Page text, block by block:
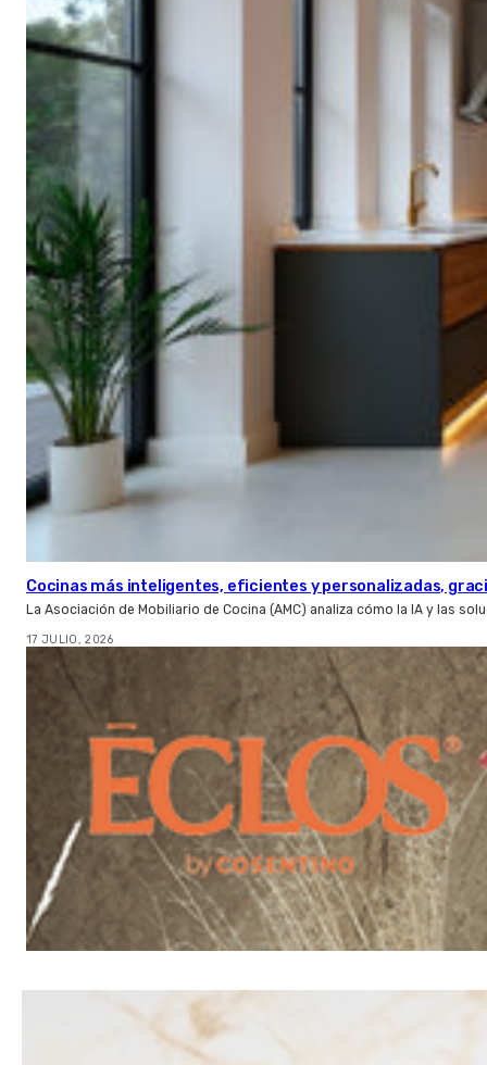
Cocinas más inteligentes, eficientes y personalizadas,
La Asociación de Mobiliario de Cocina (AMC) analiza cómo la IA y las
17 JULIO, 2026